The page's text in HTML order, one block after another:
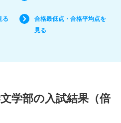
る
合格最低点・合格平均点を
見る
学部の入試結果（倍